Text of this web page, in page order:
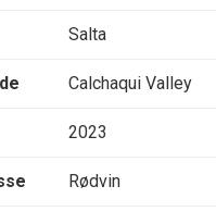
Salta
Calchaqui Valley
2023
Rødvin